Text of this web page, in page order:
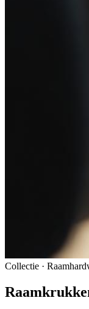
Collectie ·